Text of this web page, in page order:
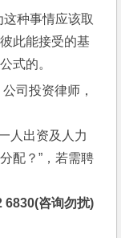
种事情应该取
此能接受的基
式的。
司投资律师，
人出资及人力
配？”，若需聘
6830(咨询勿扰)